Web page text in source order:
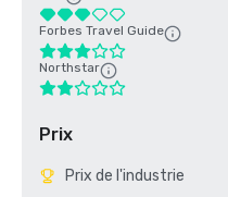
Forbes Travel Guide
Northstar
Prix
Prix de l'industrie